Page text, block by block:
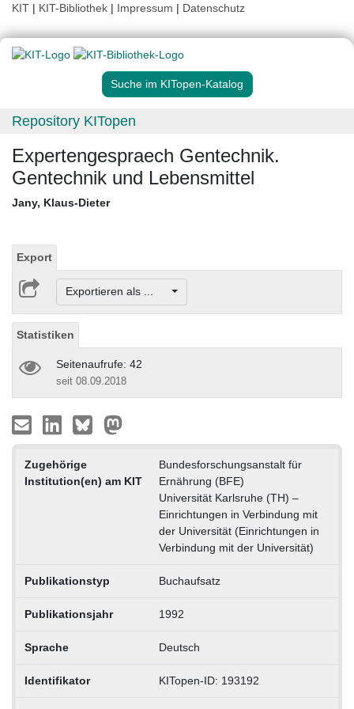
KIT | KIT-Bibliothek | Impressum | Datenschutz
Suche im KITopen-Katalog
Repository KITopen
Expertengespraech Gentechnik.
Gentechnik und Lebensmittel
Jany, Klaus-Dieter
Export
Exportieren als ...
Statistiken
Seitenaufrufe: 42
seit 08.09.2018
Zugehörige
Institution(en) am KIT
Bundesforschungsanstalt für
Ernährung (BFE)
Universität Karlsruhe (TH) –
Einrichtungen in Verbindung mit
der Universität (Einrichtungen in
Verbindung mit der Universität)
Publikationstyp Buchaufsatz
Publikationsjahr 1992
Sprache Deutsch
Identifikator KITopen-ID: 193192